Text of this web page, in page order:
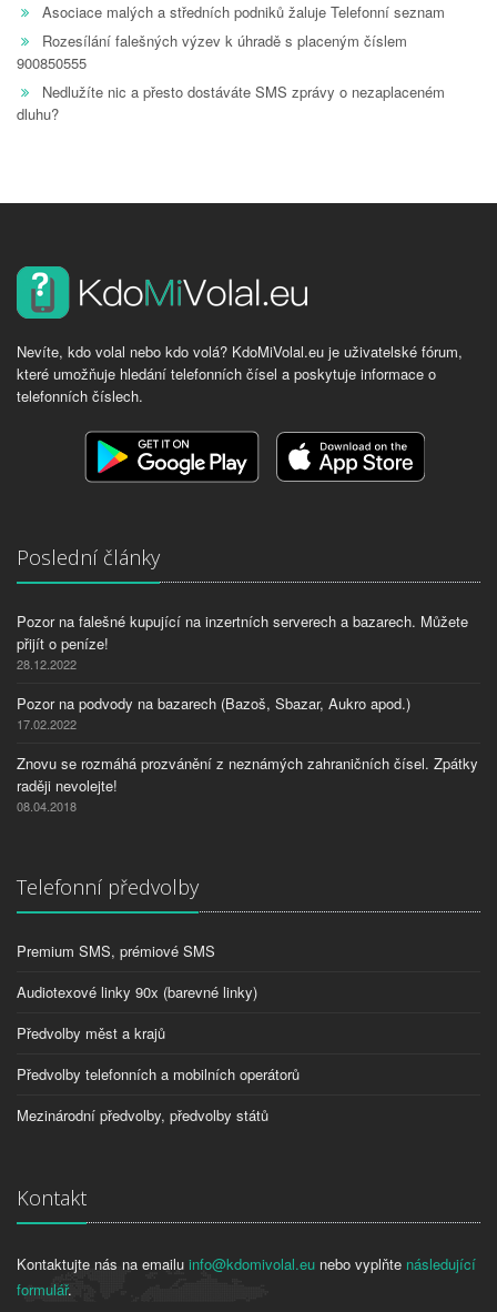
Asociace malých a středních podniků žaluje Telefonní seznam
Rozesílání falešných výzev k úhradě s placeným číslem
900850555
Nedlužíte nic a přesto dostáváte SMS zprávy o nezaplaceném
dluhu?
Nevíte, kdo volal nebo kdo volá? KdoMiVolal.eu je uživatelské fórum,
které umožňuje hledání telefonních čísel a poskytuje informace o
telefonních číslech.
Poslední články
Pozor na falešné kupující na inzertních serverech a bazarech. Můžete
přijít o peníze!
28.12.2022
Pozor na podvody na bazarech (Bazoš, Sbazar, Aukro apod.)
17.02.2022
Znovu se rozmáhá prozvánění z neznámých zahraničních čísel. Zpátky
raději nevolejte!
08.04.2018
Telefonní předvolby
Premium SMS, prémiové SMS
Audiotexové linky 90x (barevné linky)
Předvolby měst a krajů
Předvolby telefonních a mobilních operátorů
Mezinárodní předvolby, předvolby států
Kontakt
Kontaktujte nás na emailu info@kdomivolal.eu nebo vyplňte následující
formulář.